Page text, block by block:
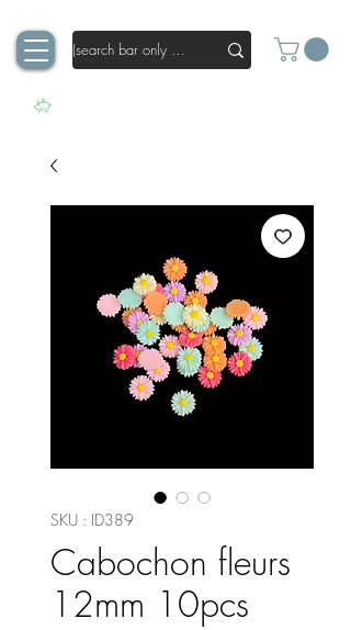
SKU : ID389
Cabochon fleurs
12mm 10pcs